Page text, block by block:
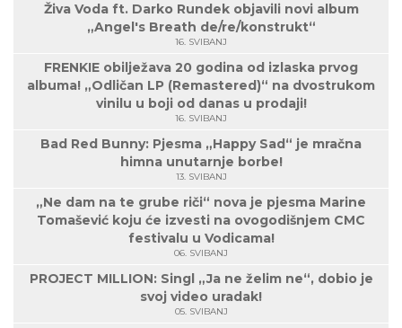
Živa Voda ft. Darko Rundek objavili novi album
„Angel's Breath de/re/konstrukt“
16. SVIBANJ
FRENKIE obilježava 20 godina od izlaska prvog
albuma! „Odličan LP (Remastered)“ na dvostrukom
vinilu u boji od danas u prodaji!
16. SVIBANJ
Bad Red Bunny: Pjesma „Happy Sad“ je mračna
himna unutarnje borbe!
13. SVIBANJ
„Ne dam na te grube riči“ nova je pjesma Marine
Tomašević koju će izvesti na ovogodišnjem CMC
festivalu u Vodicama!
06. SVIBANJ
PROJECT MILLION: Singl „Ja ne želim ne“, dobio je
svoj video uradak!
05. SVIBANJ